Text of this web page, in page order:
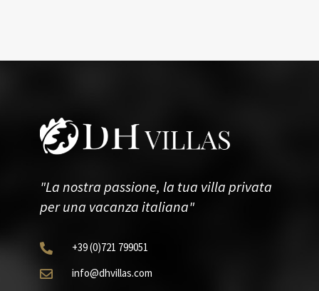
"La nostra passione, la tua villa privata
per una vacanza italiana"
 +39(0)721 799051
 info@dhvillas.com